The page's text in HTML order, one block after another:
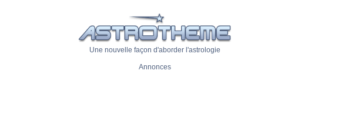
Une nouvelle façon d'aborder l'astrologie
Annonces